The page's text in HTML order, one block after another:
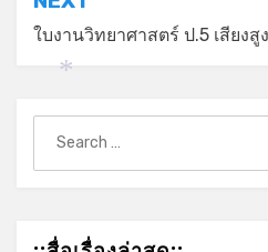
ใบงานวิทยาศาสตร์ ป.5 เสียงสู
for: